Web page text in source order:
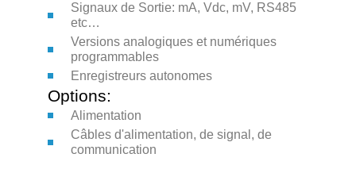
Signaux de Sortie: mA, Vdc, mV, RS485
etc…
Versions analogiques et numériques
programmables
Enregistreurs autonomes
Options:
Alimentation
Câbles d'alimentation, de signal, de
communication